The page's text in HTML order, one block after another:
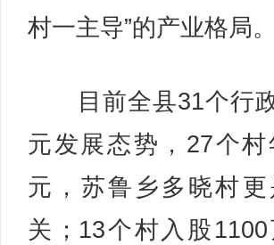
村一主导”的产业格局。
目前全县31个行政
元发展态势，27个
元，苏鲁乡多晓村
关；13个村入股